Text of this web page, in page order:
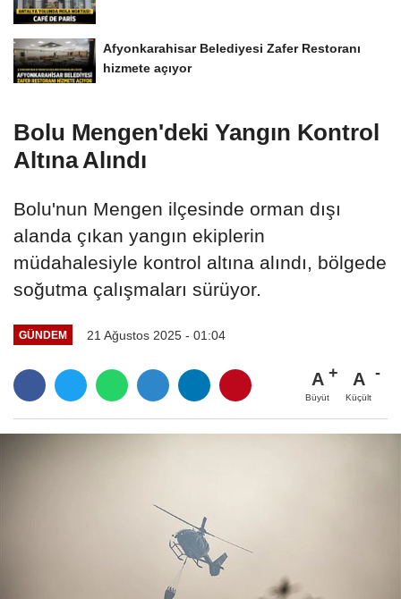
Afyonkarahisar Belediyesi Zafer Restoranı
hizmete açıyor
Bolu Mengen'deki Yangın Kontrol
Altına Alındı
Bolu'nun Mengen ilçesinde orman dışı
alanda çıkan yangın ekiplerin
müdahalesiyle kontrol altına alındı, bölgede
soğutma çalışmaları sürüyor.
GÜNDEM 21 Ağustos 2025 - 01:04
A
Büyüt
A
Küçült